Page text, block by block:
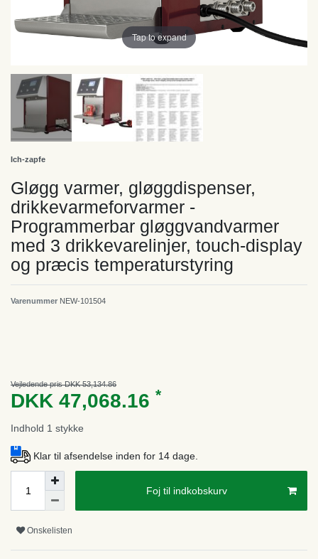
Tap to expand
Ich-zapfe
Gløgg varmer, gløggdispenser,
drikkevarmeforvarmer -
Programmerbar gløggvandvarmer
med 3 drikkevarelinjer, touch-display
og præcis temperaturstyring
Varenummer NEW-101504
Vejledende pris DKK 53,134.86
DKK 47,068.16 *
Indhold 1 stykke
Klar til afsendelse inden for 14 dage.
Foj til indkobskurv
Onskelisten